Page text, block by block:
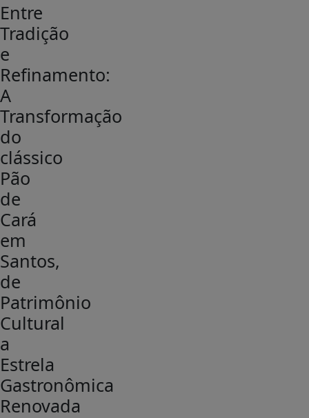
Entre
Tradição
e
Refinamento:
A
Transformação
do
clássico
Pão
de
Cará
em
Santos,
de
Patrimônio
Cultural
a
Estrela
Gastronômica
Renovada